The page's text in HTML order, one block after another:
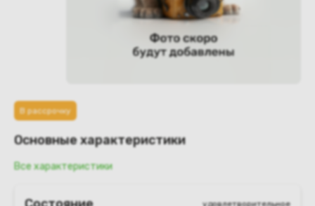
В рассрочку
Основные характеристики
Все характеристики
удовлетворительное